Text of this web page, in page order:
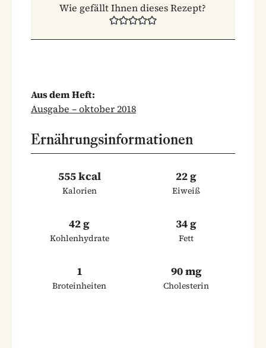
Wie gefällt Ihnen dieses Rezept?
Aus dem Heft:
Ausgabe – oktober 2018
Ernährungsinformationen
555 kcal
Kalorien
22 g
Eiweiß
42 g
Kohlenhydrate
34 g
Fett
1
Broteinheiten
90 mg
Cholesterin